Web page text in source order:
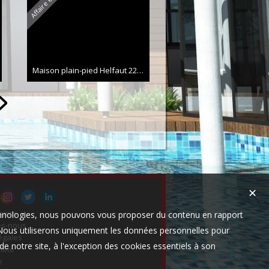
Maison plain-pied Helfaut225 m²
nous
✕
nous pouvons vous proposer du contenu en rapport
utiliserons uniquement les données personnelles pour
notre site, à l'exception des cookies essentiels à son